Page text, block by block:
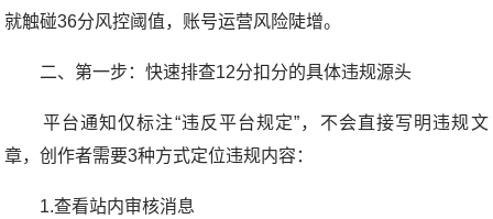
就触碰36分风控阈值，账号运营风险陡增。
二、第一步：快速排查12分扣分的具体违规源头
平台通知仅标注“违反平台规定”，不会直接写明违规文
章，创作者需要3种方式定位违规内容：
1.查看站内审核消息